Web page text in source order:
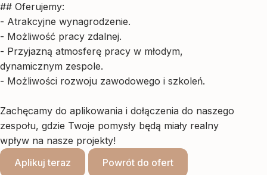
## Oferujemy:
- Atrakcyjne wynagrodzenie.
- Możliwość pracy zdalnej.
- Przyjazną atmosferę pracy w młodym,
dynamicznym zespole.
- Możliwości rozwoju zawodowego i szkoleń.
Zachęcamy do aplikowania i dołączenia do naszego
zespołu, gdzie Twoje pomysły będą miały realny
wpływ na nasze projekty!
Aplikuj teraz
Powrót do ofert